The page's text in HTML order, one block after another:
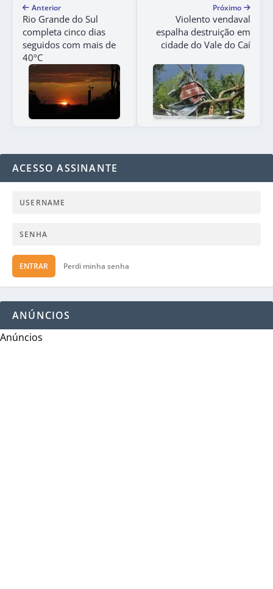
Anterior
Rio Grande do Sul
completa cinco dias
seguidos com mais de
40ºC
Próximo
Violento vendaval
espalha destruição em
cidade do Vale do Caí
ACESSO ASSINANTE
ENTRAR Perdi minha senha
ANÚNCIOS
Anúncios